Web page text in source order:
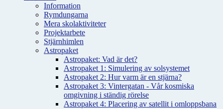
Information
Rymdungarna
Mera skolaktiviteter
Projektarbete
Stjärnhimlen
Astropaket
Astropaket: Vad är det?
Astropaket 1: Simulering av solsystemet
Astropaket 2: Hur varm är en stjärna?
Astropaket 3: Vintergatan - Vår kosmiska
omgivning i ständig rörelse
Astropaket 4: Placering av satellit i omloppsbana